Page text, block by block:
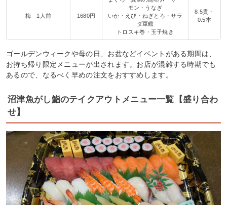
梅 1人前 1680円
モン・うなぎ
いか・えび・ねぎとろ・サラ
ダ軍艦
トロスキ巻・玉子焼き
8.5貫・
0.5本
ゴールデンウィークや母の日、お盆などイベントがある期間は、
お持ち帰り限定メニューが出されます。お店が混雑する時期でも
あるので、なるべく早めの注文をおすすめします。
沼津魚がし鮨のテイクアウトメニュー一覧【盛り合わ
せ】